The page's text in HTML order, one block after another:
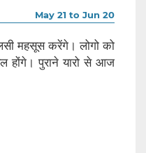
May 21 to Jun 20
महसूस करेंगे। लोगो को
पुराने यारो से आज